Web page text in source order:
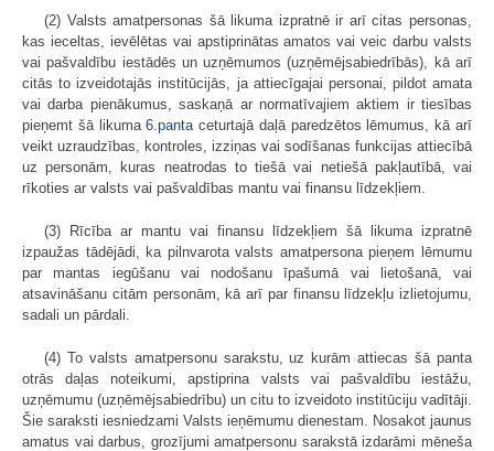
(2) Valsts amatpersonas šā likuma izpratnē ir arī citas personas,
kas ieceltas, ievēlētas vai apstiprinātas amatos vai veic darbu valsts
vai pašvaldību iestādēs un uzņēmumos (uzņēmējsabiedrībās), kā arī
citās to izveidotajās institūcijās, ja attiecīgajai personai, pildot amata
vai darba pienākumus, saskaņā ar normatīvajiem aktiem ir tiesības
pieņemt šā likuma6.panta ceturtajā daļā paredzētos lēmumus, kā arī
veikt uzraudzības, kontroles, izziņas vai sodīšanas funkcijas attiecībā
uz personām, kuras neatrodas to tiešā vai netiešā pakļautībā, vai
rīkoties ar valsts vai pašvaldības mantu vai finansu līdzekļiem.
(3) Rīcība ar mantu vai finansu līdzekļiem šā likuma izpratnē
izpaužas tādējādi, ka pilnvarota valsts amatpersona pieņem lēmumu
par mantas iegūšanu vai nodošanu īpašumā vai lietošanā, vai
atsavināšanu citām personām, kā arī par finansu līdzekļu izlietojumu,
sadali un pārdali.
(4) To valsts amatpersonu sarakstu, uz kurām attiecas šā panta
otrās daļas noteikumi, apstiprina valsts vai pašvaldību iestāžu,
uzņēmumu (uzņēmējsabiedrību) un citu to izveidoto institūciju vadītāji.
Šie saraksti iesniedzami Valsts ieņēmumu dienestam. Nosakot jaunus
amatus vai darbus, grozījumi amatpersonu sarakstā izdarāmi mēneša